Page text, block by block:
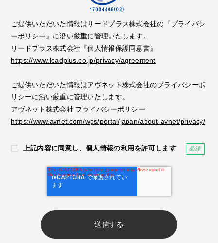
ご提供いただいた情報はリードプラス株式会社の『プライバシ
ーポリシー』に沿い厳重に管理いたします。
リードプラス株式会社『個人情報保護同意書』
https://www.leadplus.co.jp/privacy/agreement
ご提供いただいた情報はアヴネット株式会社のプライバシーポ
リシーに沿い厳重に管理いたします。
アヴネット株式会社 プライバシーポリシー
https://www.avnet.com/wps/portal/japan/about-avnet/privacy/
上記内容に同意し、個人情報の利用を許可します